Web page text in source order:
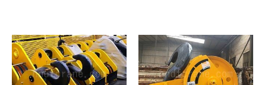
ich specjalna
konstrukcja pozwala
im wytrzymywać
dźwigów stanowią
zaawansowany i
praktyczny element